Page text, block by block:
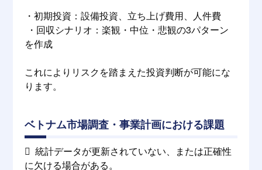
・初期投資：設備投資、立ち上げ費用、人件費
・回収シナリオ：楽観・中位・悲観の3パターン
を作成
これによりリスクを踏まえた投資判断が可能にな
ります。
ベトナム市場調査・事業計画における課題
 統計データが更新されていない、または正確性
に欠ける場合がある。